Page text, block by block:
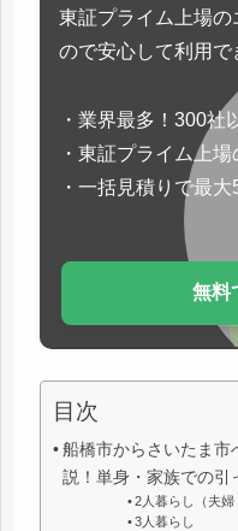
東証プライム上場
ので安心して利用で
・業界最多！300社
・東証プライム上
・一括見積りで最
無料
目次
船橋市からさいたま市
説！単身・家族での引
2人暮らし（夫婦
3人暮らし